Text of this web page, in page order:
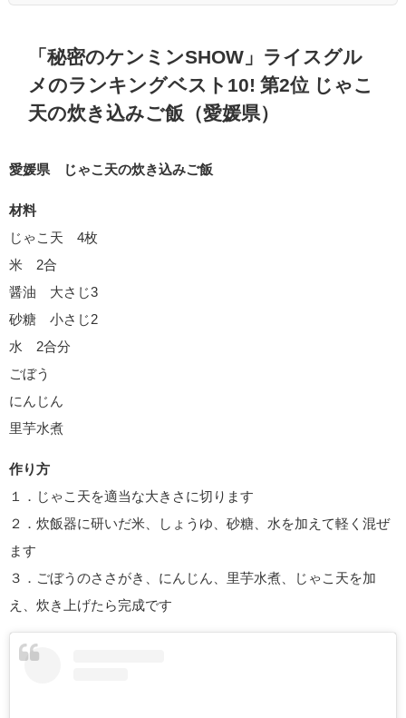
「秘密のケンミンSHOW」ライスグル
メのランキングベスト10! 第2位 じゃこ
天の炊き込みご飯（愛媛県）
愛媛県 じゃこ天の炊き込みご飯
材料
じゃこ天 4枚
米 2合
醤油 大さじ3
砂糖 小さじ2
水 2合分
ごぼう
にんじん
里芋水煮
作り方
１．じゃこ天を適当な大きさに切ります
２．炊飯器に研いだ米、しょうゆ、砂糖、水を加えて軽く混ぜ
ます
３．ごぼうのささがき、にんじん、里芋水煮、じゃこ天を加
え、炊き上げたら完成です